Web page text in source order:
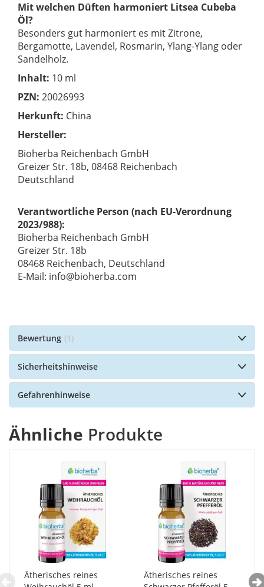
Mit welchen Düften harmoniert Litsea Cubeba
Öl?
Besonders gut harmoniert es mit Zitrone,
Bergamotte, Lavendel, Rosmarin, Ylang-Ylang oder
Sandelholz.
Inhalt: 10 ml
PZN: 20026993
Herkunft: China
Hersteller:
Bioherba Reichenbach GmbH
Greizer Str. 18b, 08468 Reichenbach
Deutschland
Verantwortliche Person (nach EU-Verordnung
2023/988):
Bioherba Reichenbach GmbH
Greizer Str. 18b
08468 Reichenbach, Deutschland
E-Mail: info@bioherba.com
Bewertung 1
Sicherheitshinweise
Gefahrenhinweise
Ähnliche Produkte
Ätherisches reines
Ätherisches reines